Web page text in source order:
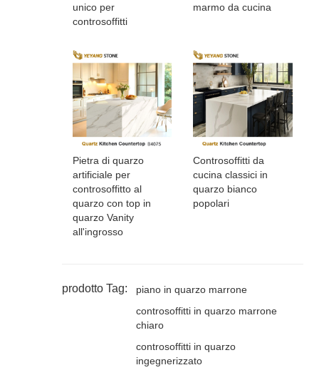
unico per
controsoffitti
marmo da cucina
Pietra di quarzo
artificiale per
controsoffitto al
quarzo con top in
quarzo Vanity
all'ingrosso
Controsoffitti da
cucina classici in
quarzo bianco
popolari
prodotto Tag:
piano in quarzo marrone
controsoffitti in quarzo marrone
chiaro
controsoffitti in quarzo
ingegnerizzato